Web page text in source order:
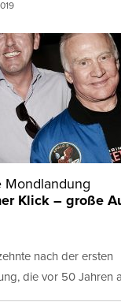
Mondlandung
Klick – große
nach der ersten
die vor 50 Jahren